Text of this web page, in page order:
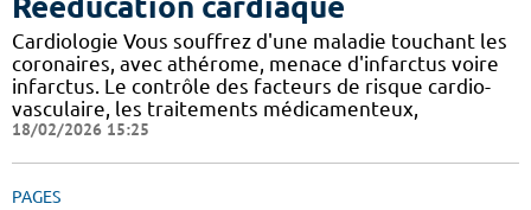
Cardiologie Vous souffrez d'une maladie touchant les
coronaires, avec athérome, menace d'infarctus voire
infarctus. Le contrôle des facteurs de risque cardio-
vasculaire, les traitements médicamenteux,
18/02/2026 15:25
PAGES